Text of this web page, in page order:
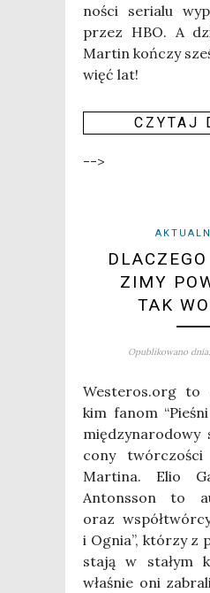
no­ści seria­lu
przez HBO. A
Mar­tin koń­czy
więć lat!
CZY­TAJ
-->
ZIMY
TAK
Opublikowano
Westeros.org to
kim fanom
co­ny twór­czo­ści
Mar­ti­na. Elio
Antons­son to
oraz
i Ognia”, któ­rzy z
sta­ją w sta­łym
wła­śnie oni